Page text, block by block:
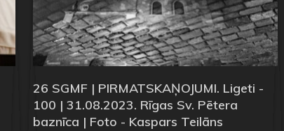
26 SGMF | PIRMATSKAŅOJUMI. Ligeti -
100 | 31.08.2023. Rīgas Sv. Pētera
baznīca | Foto - Kaspars Teilāns